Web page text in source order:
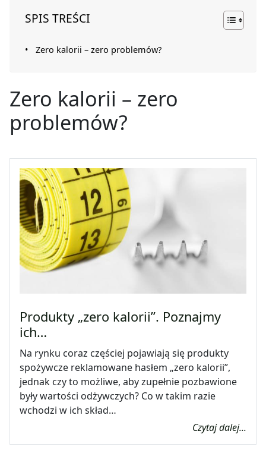
SPIS TREŚCI
Zero kalorii – zero problemów?
Zero kalorii – zero
problemów?
Produkty „zero kalorii”. Poznajmy
ich…
Na rynku coraz częściej pojawiają się produkty
spożywcze reklamowane hasłem „zero kalorii”,
jednak czy to możliwe, aby zupełnie pozbawione
były wartości odżywczych? Co w takim razie
wchodzi w ich skład…
Czytaj dalej...